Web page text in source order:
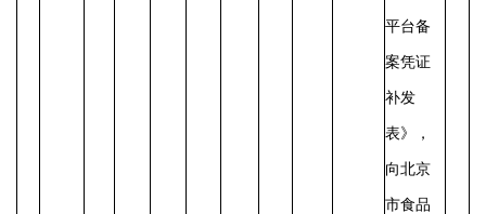
平台备
案凭证
补发
表》，
向北京
市食品